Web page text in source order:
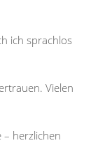
ich sprachlos
Vielen
– herzlichen